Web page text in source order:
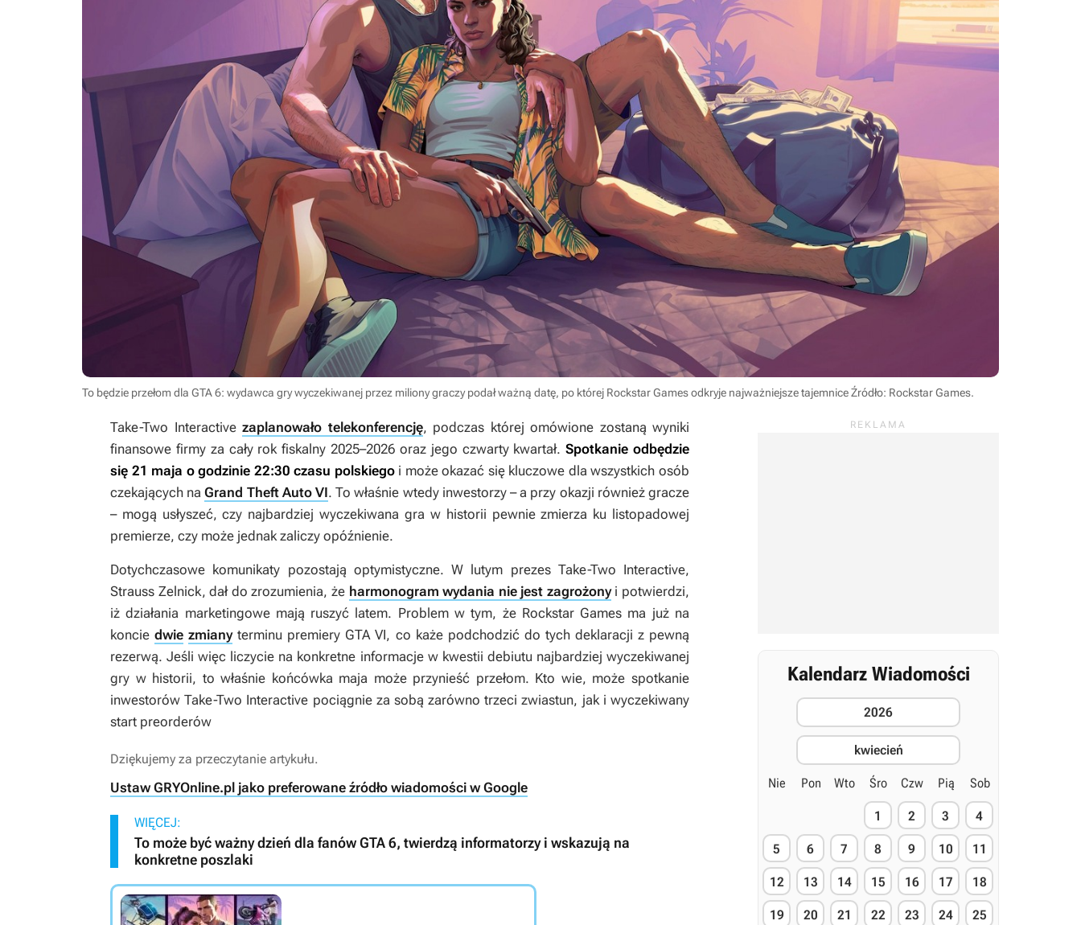
To będzie przełom dla GTA 6: wydawca gry wyczekiwanej przez miliony graczy podał ważną datę, po której Rockstar Games odkryje najważniejsze tajemniceŹródło: Rockstar Games.
Take-Two Interactive zaplanowało telekonferencję, podczas której omówione zostaną wyniki
finansowe firmy za cały rok fiskalny 2025–2026 oraz jego czwarty kwartał.Spotkanie odbędzie
się 21 maja o godzinie 22:30 czasu polskiegoi może okazać się kluczowe dla wszystkich osób
czekających naGrand Theft Auto VI. To właśnie wtedy inwestorzy – a przy okazji również gracze
– mogą usłyszeć, czy najbardziej wyczekiwana gra w historii pewnie zmierza ku listopadowej
premierze, czy może jednak zaliczy opóźnienie.
Dotychczasowe komunikaty pozostają optymistyczne. W lutym prezes Take-Two Interactive,
Strauss Zelnick, dał do zrozumienia, że harmonogram wydania nie jest zagrożonyi potwierdzi,
iż działania marketingowe mają ruszyć latem. Problem w tym, że Rockstar Games ma już na
konciedwie zmianyterminu premiery GTA VI, co każe podchodzić do tych deklaracji z pewną
rezerwą. Jeśli więc liczycie na konkretne informacje w kwestii debiutu najbardziej wyczekiwanej
gry w historii, to właśnie końcówka maja może przynieść przełom. Kto wie, może spotkanie
inwestorów Take-Two Interactive pociągnie za sobą zarówno trzeci zwiastun, jak i wyczekiwany
start preorderów
Dziękujemy za przeczytanie artykułu.
Ustaw GRYOnline.pl jako preferowane źródło wiadomości w Google
WIĘCEJ:
To może być ważny dzień dla fanów GTA 6, twierdzą informatorzy i wskazują na
konkretne poszlaki
Kalendarz Wiadomości
2026
kwiecień
Nie Pon Wto Śro Czw Pią Sob
1 2 3 4
5 6 7 8 9 10 11
12 13 14 15 16 17 18
19 20 21 22 23 24 25